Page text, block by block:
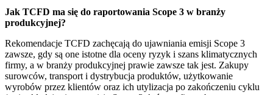
Jak TCFD ma się do raportowania Scope 3 w branży
produkcyjnej?
Rekomendacje TCFD zachęcają do ujawniania emisji Scope 3
zawsze, gdy są one istotne dla oceny ryzyk i szans klimatycznych
firmy, a w branży produkcyjnej prawie zawsze tak jest. Zakupy
surowców, transport i dystrybucja produktów, użytkowanie
wyrobów przez klientów oraz ich utylizacja po zakończeniu cyklu